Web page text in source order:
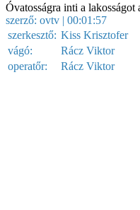
Óvatosságra inti a lakosságot
szerző: ovtv | 00:01:57
szerkesztő: Kiss Krisztofer
vágó:
Rácz Viktor
operatőr:
Rácz Viktor